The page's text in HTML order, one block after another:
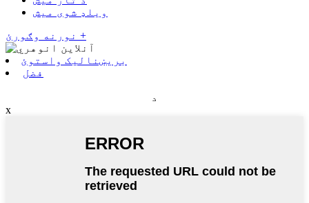
ویلډ شوی میش
نورنه وګورئ +
بریښنالیک واستوئ
فضل
د
x